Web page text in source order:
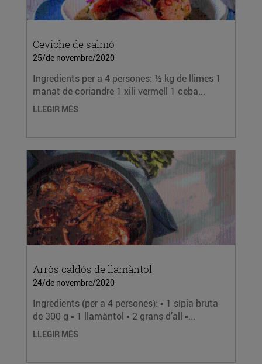
Ceviche de salmó
25/de novembre/2020
Ingredients per a 4 persones: ½ kg de llimes 1
manat de coriandre 1 xili vermell 1 ceba...
LLEGIR MÉS
Arròs caldós de llamàntol
24/de novembre/2020
Ingredients (per a 4 persones): ▪️ 1 sípia bruta
de 300 g ▪️ 1 llamàntol ▪️ 2 grans d’all ▪️...
LLEGIR MÉS